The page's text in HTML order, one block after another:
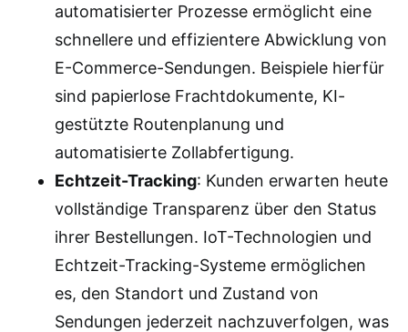
automatisierter Prozesse ermöglicht eine
schnellere und effizientere Abwicklung von
E-Commerce-Sendungen. Beispiele hierfür
sind papierlose Frachtdokumente, KI-
gestützte Routenplanung und
automatisierte Zollabfertigung.
Echtzeit-Tracking: Kunden erwarten heute
vollständige Transparenz über den Status
ihrer Bestellungen. IoT-Technologien und
Echtzeit-Tracking-Systeme ermöglichen
es, den Standort und Zustand von
Sendungen jederzeit nachzuverfolgen, was